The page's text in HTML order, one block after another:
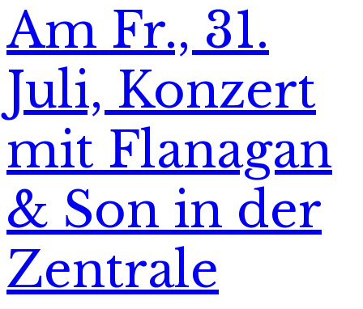
Am Fr., 31.
Juli, Konzert
mit Flanagan
& Son in der
Zentrale